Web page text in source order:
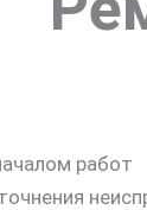
работ